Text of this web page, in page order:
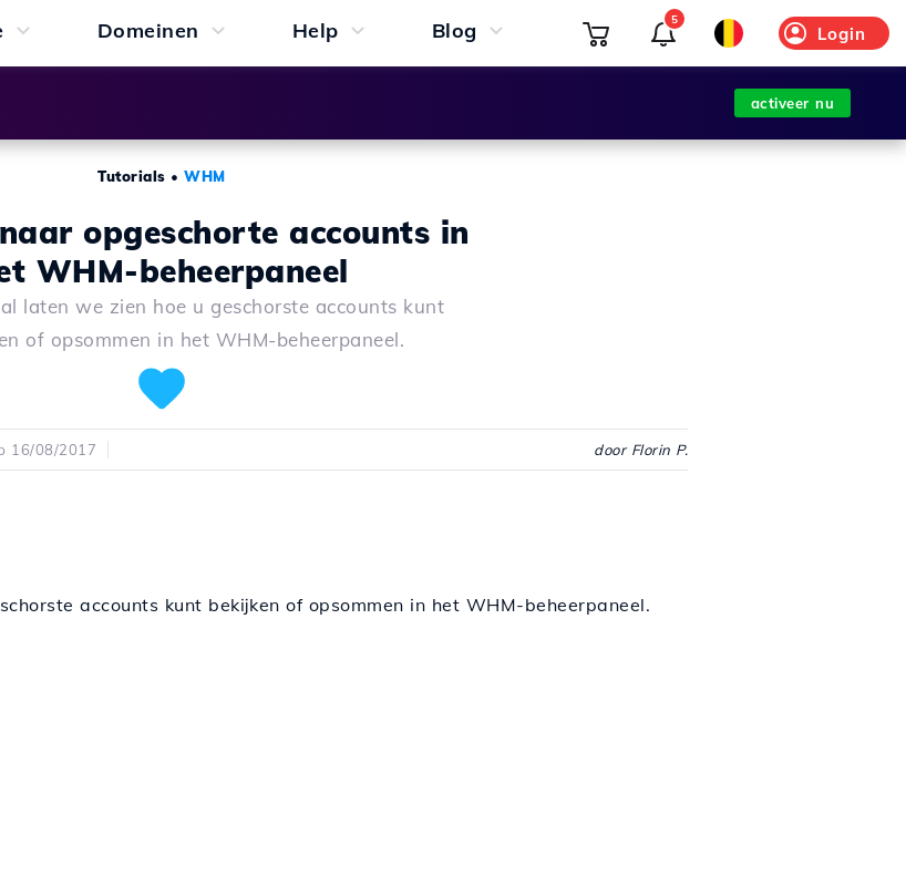
Domeinen Help Blog Login
5
activeer nu
Tutorials •WHM
opgeschorte accounts in
WHM-beheerpaneel
laten we zien hoe u geschorste accounts kunt
of opsommen in het WHM-beheerpaneel.
16/08/2017 door Florin P.
accounts kunt bekijken of opsommen in het WHM-beheerpaneel.